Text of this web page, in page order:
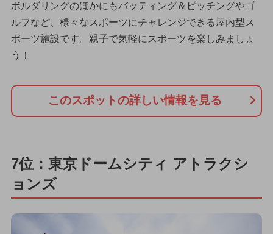
ボルダリングのほかにもバッティング＆ピッチングやゴ
ルフなど、様々なスポーツにチャレンジできる屋内型ス
ポーツ施設です。親子で気軽にスポーツを楽しみましょ
う！
このスポットの詳しい情報を見る
7位：東京ドームシティ アトラクシ
ョンズ